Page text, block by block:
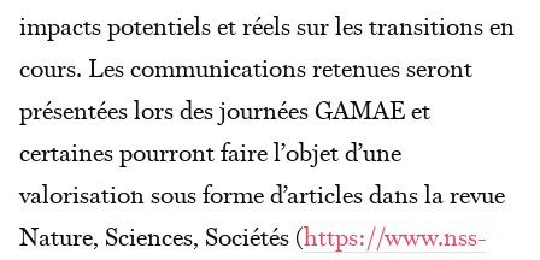
impacts potentiels et réels sur les transitions en
cours. Les communications retenues seront
présentées lors des journées GAMAE et
certaines pourront faire l’objet d’une
valorisation sous forme d’articles dans la revue
Nature, Sciences, Sociétés (https://www.nss-